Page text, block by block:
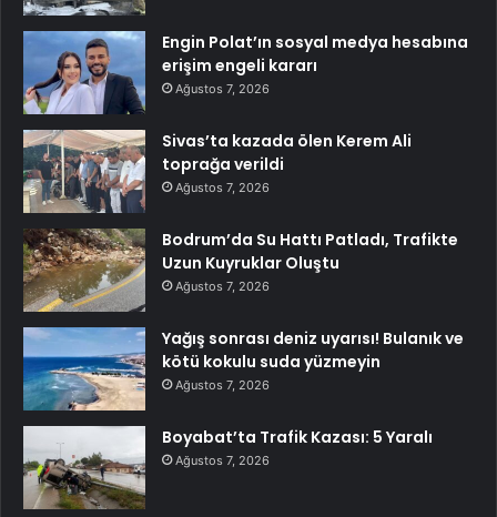
Engin Polat’ın sosyal medya hesabına
erişim engeli kararı
Ağustos 7, 2026
Sivas’ta kazada ölen Kerem Ali
toprağa verildi
Ağustos 7, 2026
Bodrum’da Su Hattı Patladı, Trafikte
Uzun Kuyruklar Oluştu
Ağustos 7, 2026
Yağış sonrası deniz uyarısı! Bulanık ve
kötü kokulu suda yüzmeyin
Ağustos 7, 2026
Boyabat’ta Trafik Kazası: 5 Yaralı
Ağustos 7, 2026